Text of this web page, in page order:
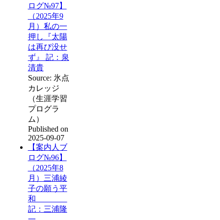
ログ№97】
（2025年9
月）私の一
押し『太陽
は再び没せ
ず』 記：泉
清貴
Source: 氷点
カレッジ
（生涯学習
プログラ
ム）
Published on
2025-09-07
【案内人ブ
ログ№96】
（2025年8
月）三浦綾
子の願う平
和
記：三浦隆